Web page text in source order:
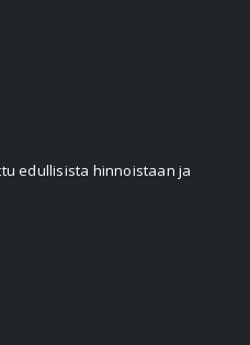
edullisista hinnoistaan ja